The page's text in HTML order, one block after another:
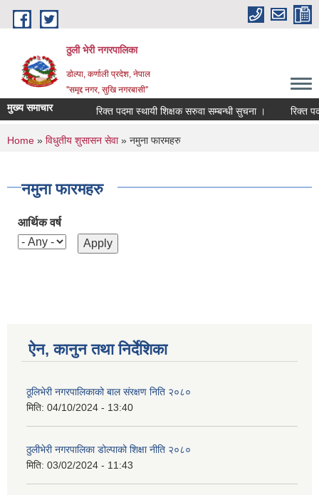
Skip to main content
ठुली भेरी नगरपालिका
डाेल्पा, कर्णाली प्रदेश, नेपाल
''समृद्द नगर, सुखि नगरबासी''
मुख्य समाचार रिक्त पदमा स्थायी शिक्षक सरुवा सम्बन्धी सुचना । रिक्त
You are here
Home » विधुतीय शुसासन सेवा» नमुना फारमहरु
नमुना फारमहरु
आर्थिक वर्ष
ऐन, कानुन तथा निर्देशिका
ठूलिभेरी नगरपालिकाको बाल संरक्षण निति २०८०
मिति: 04/10/2024 - 13:40
ठुलीभेरी नगरपालिका डोल्पाको शिक्षा नीति २०८०
मिति: 03/02/2024 - 11:43